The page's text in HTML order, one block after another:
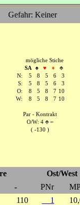
Gefahr: Keiner
mögliche Stiche
SA
♠ ♥ ♦
♣
N:
5 8 5 6
3
S:
5 8 5 6
3
O:
8 5 8 7 10
W:
8 5 8 7 10
Par - Kontrakt
O/W: 4 ♣ =
( -130 )
Ost/West
- PNr
110 1